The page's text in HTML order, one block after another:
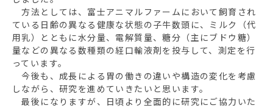
方法としては、富士アニマルファームにおいて飼育され
ている日齢の異なる健康な状態の子牛数頭に、ミルク（代
用乳）とともに水分量、電解質量、糖分（主にブドウ糖）
量などの異なる数種類の経口輸液剤を投与して、測定を行
っています。
今後も、成長による胃の働きの違いや構造の変化を考慮
しながら、研究を進めていきたいと思います。
最後になりますが、日頃より全面的に研究にご協力いた